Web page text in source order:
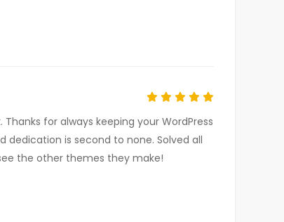
for always keeping your WordPress
is second to none. Solved all
the other themes they make!